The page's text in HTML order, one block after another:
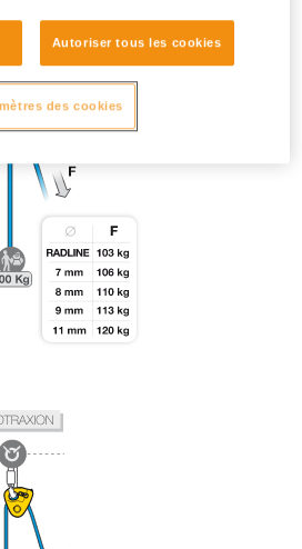
Autoriser tous les cookies
des cookies